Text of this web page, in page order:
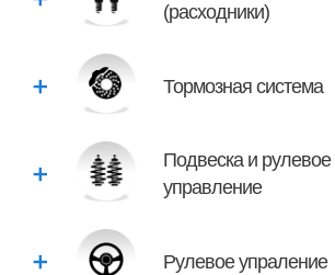
(расходники)
Тормозная система
Подвеска и рулевое
управление
Рулевое упраление